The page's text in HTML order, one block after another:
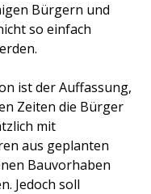
Bürgern und
so einfach
ist der Auffassung,
Zeiten die Bürger
mit
aus geplanten
Bauvorhaben
Jedoch soll